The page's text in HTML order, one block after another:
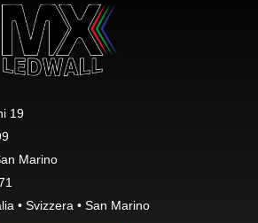
19
Marino
• Svizzera • San Marino